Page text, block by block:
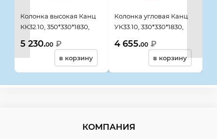
Колонка высокая Канц
КК32.10, 350*330*1830,
5 230.00 ₽
в корзину
Колонка угловая Канц
УК33.10, 330*330*1830,
4 655.00 ₽
в корзину
КОМПАНИЯ